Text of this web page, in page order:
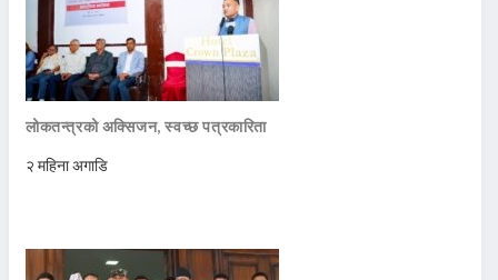
लोकतन्त्रको अक्सिजन, स्वच्छ पत्रकारिता
२ महिना अगाडि